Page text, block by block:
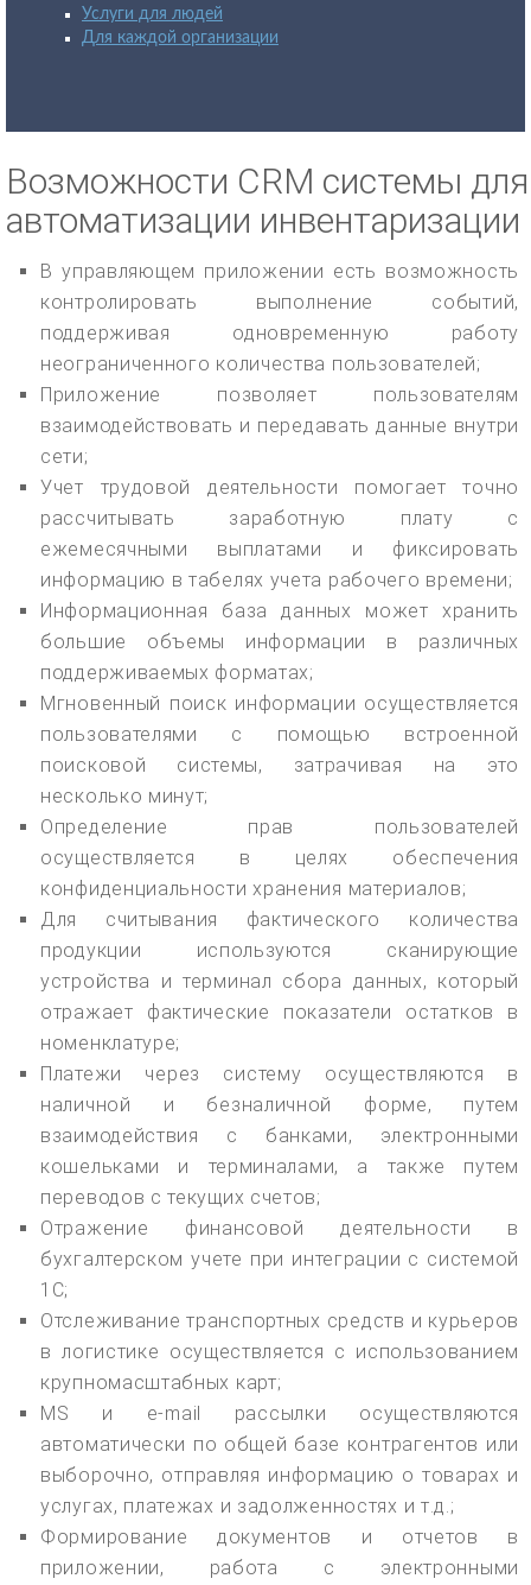
Услуги для людей
Для каждой организации
Возможности CRM системы для
автоматизации инвентаризации
В управляющем приложении есть возможность
контролировать выполнение событий,
поддерживая одновременную работу
неограниченного количества пользователей;
Приложение позволяет пользователям
взаимодействовать и передавать данные внутри
сети;
Учет трудовой деятельности помогает точно
рассчитывать заработную плату с
ежемесячными выплатами и фиксировать
информацию в табелях учета рабочего времени;
Информационная база данных может хранить
большие объемы информации в различных
поддерживаемых форматах;
Мгновенный поиск информации осуществляется
пользователями с помощью встроенной
поисковой системы, затрачивая на это
несколько минут;
Определение прав пользователей
осуществляется в целях обеспечения
конфиденциальности хранения материалов;
Для считывания фактического количества
продукции используются сканирующие
устройства и терминал сбора данных, который
отражает фактические показатели остатков в
номенклатуре;
Платежи через систему осуществляются в
наличной и безналичной форме, путем
взаимодействия с банками, электронными
кошельками и терминалами, а также путем
переводов с текущих счетов;
Отражение финансовой деятельности в
бухгалтерском учете при интеграции с системой
1С;
Отслеживание транспортных средств и курьеров
в логистике осуществляется с использованием
крупномасштабных карт;
MS и e-mail рассылки осуществляются
автоматически по общей базе контрагентов или
выборочно, отправляя информацию о товарах и
услугах, платежах и задолженностях и т.д.;
Формирование документов и отчетов в
приложении, работа с электронными